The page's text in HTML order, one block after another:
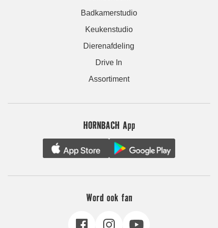
Badkamerstudio
Keukenstudio
Dierenafdeling
Drive In
Assortiment
HORNBACH App
Word ook fan